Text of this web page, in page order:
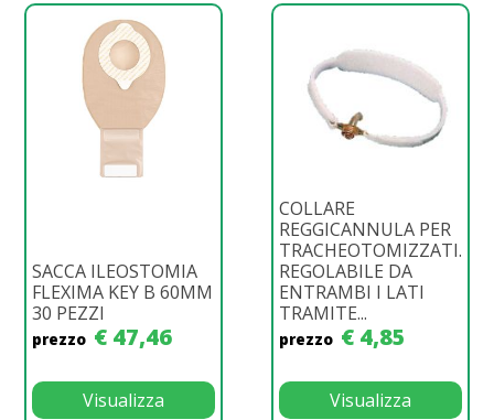
SACCA ILEOSTOMIA
FLEXIMA KEY B 60MM
30 PEZZI
prezzo € 47,46
Visualizza
COLLARE
REGGICANNULA PER
TRACHEOTOMIZZATI.
REGOLABILE DA
ENTRAMBI I LATI
TRAMITE...
prezzo € 4,85
Visualizza